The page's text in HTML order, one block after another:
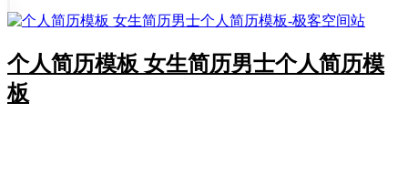
个人简历模板 女生简历男士个人简历模
板